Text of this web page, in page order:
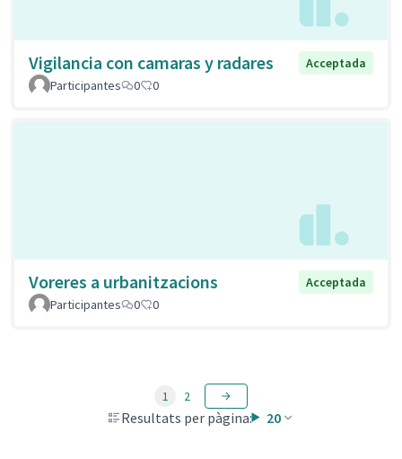
Vigilancia con camaras y radares
Acceptada
Participantes
0 0
Voreres a urbanitzacions
Acceptada
Participantes
0 0
Resultats per pàgina: 20
1 2